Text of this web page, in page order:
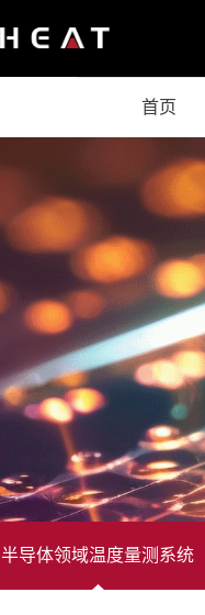
首页
半导体领域温度量测系统